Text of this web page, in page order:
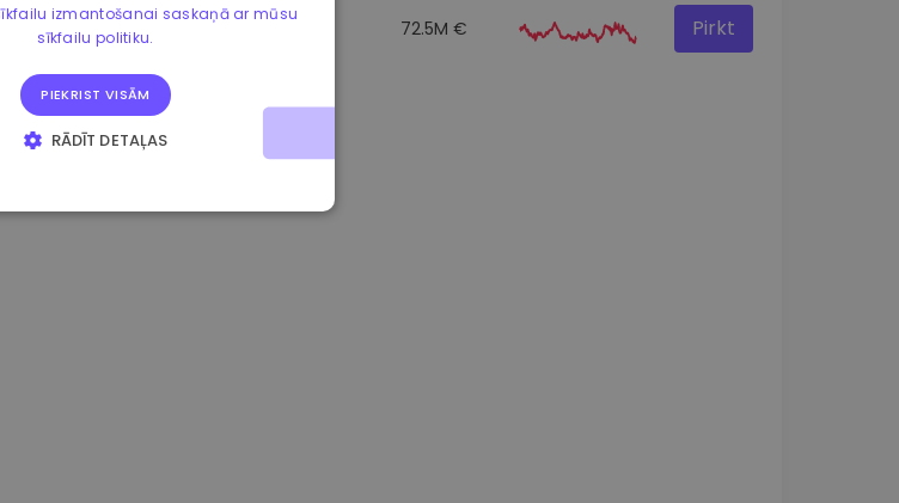
0.00% 72.5M € Pirkt
izmantošanai saskaņā ar mūsu
sīkfailu politiku.
PIEKRIST VISĀM
RĀDĪT DETAĻAS